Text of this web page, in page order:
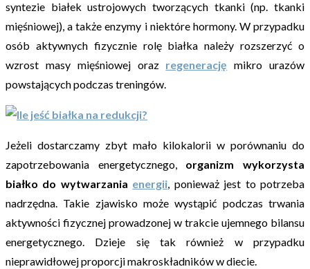
syntezie białek ustrojowych tworzących tkanki (np. tkanki
mięśniowej), a także enzymy i niektóre hormony. W przypadku
osób aktywnych fizycznie rolę białka należy rozszerzyć o
wzrost masy mięśniowej oraz regenerację mikro urazów
powstających podczas treningów.
Jeżeli dostarczamy zbyt mało kilokalorii w porównaniu do
zapotrzebowania energetycznego, organizm wykorzysta
białko do wytwarzania energii, ponieważ jest to potrzeba
nadrzędna. Takie zjawisko może wystąpić podczas trwania
aktywności fizycznej prowadzonej w trakcie ujemnego bilansu
energetycznego. Dzieje się tak również w przypadku
nieprawidłowej proporcji makroskładników w diecie.